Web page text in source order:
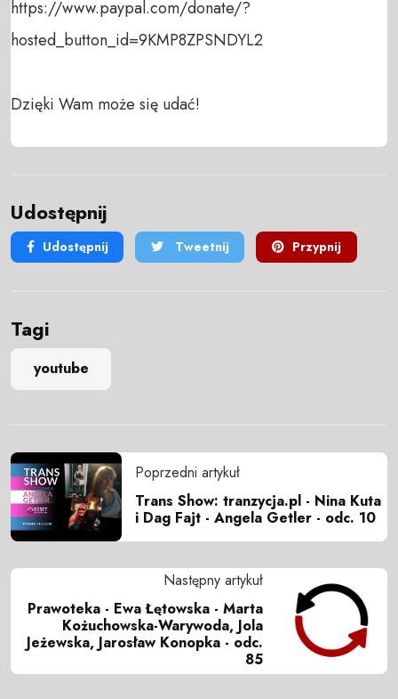
https://www.paypal.com/donate/?
hosted_button_id=9KMP8ZPSNDYL2
Dzięki Wam może się udać!
Udostępnij
Udostępnij Tweetnij Przypnij
Tagi
youtube
Poprzedni artykuł
Trans Show: tranzycja.pl - Nina Kuta
i Dag Fajt - Angela Getler - odc. 10
Następny artykuł
Prawoteka - Ewa Łętowska - Marta
Kożuchowska-Warywoda, Jola
Jeżewska, Jarosław Konopka - odc.
85